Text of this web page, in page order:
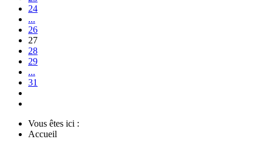
24
...
26
27
28
29
...
31
Vous êtes ici :
Accueil